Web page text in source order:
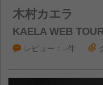
木村カエラ
KAELA WEB
レビュー：--件